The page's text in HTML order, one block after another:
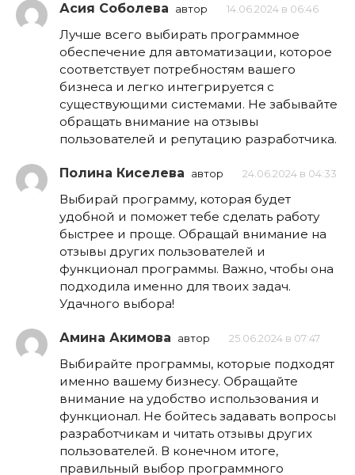
Асия Соболева автор 14.06.2024 в 06:46
Лучше всего выбирать программное
обеспечение для автоматизации, которое
соответствует потребностям вашего
бизнеса и легко интегрируется с
существующими системами. Не забывайте
обращать внимание на отзывы
пользователей и репутацию разработчика.
Полина Киселева автор 24.06.2024 в 04:33
Выбирай программу, которая будет
удобной и поможет тебе сделать работу
быстрее и проще. Обращай внимание на
отзывы других пользователей и
функционал программы. Важно, чтобы она
подходила именно для твоих задач.
Удачного выбора!
Амина Акимова автор 25.06.2024 в 07:47
Выбирайте программы, которые подходят
именно вашему бизнесу. Обращайте
внимание на удобство использования и
функционал. Не бойтесь задавать вопросы
разработчикам и читать отзывы других
пользователей. В конечном итоге,
правильный выбор программного